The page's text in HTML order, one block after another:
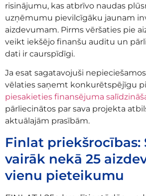
risinājumu, kas atbrīvo naudas
uzņēmumu pievilcīgāku jaunam
aizdevumam. Pirms vēršaties pie
veikt iekšējo finanšu auditu un
dati ir caurspīdīgi.
Ja esat sagatavojuši
vēlaties saņemt konkurētspējīgu
piesakieties finansējuma
pārliecinātos par sava projekta
aktuālajām prasībām.
Finlat priekšrocības:
vairāk nekā 25
vienu pieteikumu